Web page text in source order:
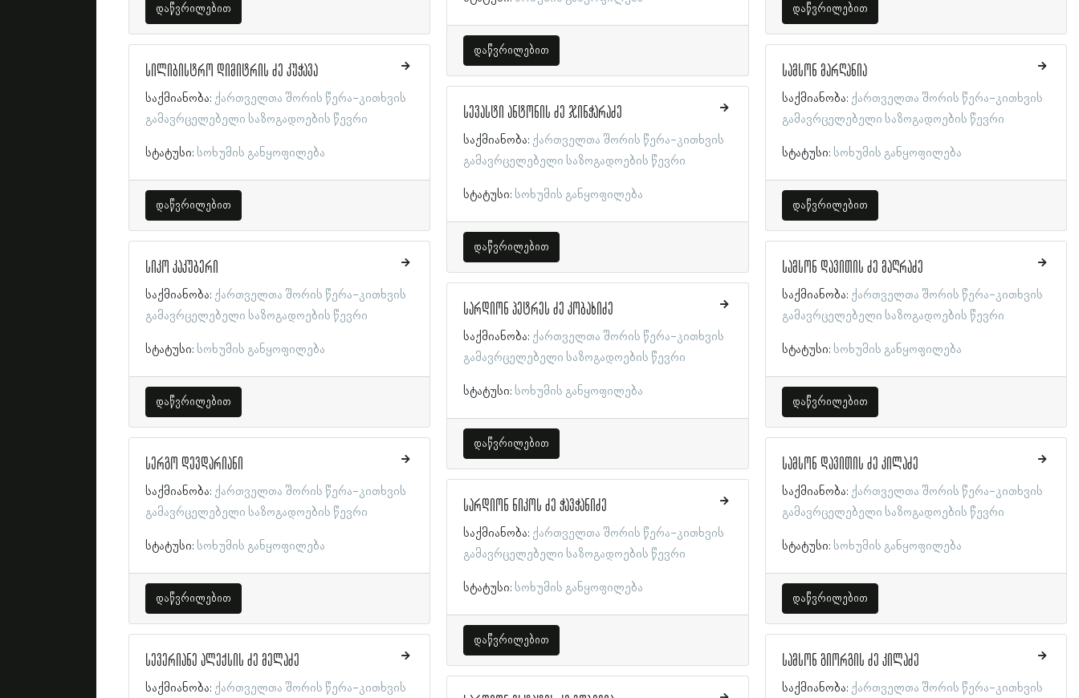
დაწვრილებით
სილიბისტრო დიმიტრის ძე კუჭავა
საქმიანობა: ქართველთა შორის წერა-კითხვის
გამავრცელებელი საზოგადოების წევრი
სტატუსი: სოხუმის განყოფილება
დაწვრილებით
სიკო კაკუბერი
საქმიანობა: ქართველთა შორის წერა-კითხვის
გამავრცელებელი საზოგადოების წევრი
სტატუსი: სოხუმის განყოფილება
დაწვრილებით
სერგო დევდარიანი
საქმიანობა: ქართველთა შორის წერა-კითხვის
გამავრცელებელი საზოგადოების წევრი
სტატუსი: სოხუმის განყოფილება
დაწვრილებით
სევერიანე ალექსის ძე მელაძე
საქმიანობა: ქართველთა შორის წერა-კითხვის
დაწვრილებით
სევასტი ანტონის ძე ჯინჭარაძე
საქმიანობა: ქართველთა შორის წერა-კითხვის
გამავრცელებელი საზოგადოების წევრი
სტატუსი: სოხუმის განყოფილება
დაწვრილებით
სარდიონ პეტრეს ძე კობახიძე
საქმიანობა: ქართველთა შორის წერა-კითხვის
გამავრცელებელი საზოგადოების წევრი
სტატუსი: სოხუმის განყოფილება
დაწვრილებით
სარდიონ ნიკოს ძე ჭავჭანიძე
საქმიანობა: ქართველთა შორის წერა-კითხვის
გამავრცელებელი საზოგადოების წევრი
სტატუსი: სოხუმის განყოფილება
დაწვრილებით
დაწვრილებით
სამსონ მარღანია
საქმიანობა: ქართველთა შორის წერა-კითხვის
გამავრცელებელი საზოგადოების წევრი
სტატუსი: სოხუმის განყოფილება
დაწვრილებით
სამსონ დავითის ძე მაღრაძე
საქმიანობა: ქართველთა შორის წერა-კითხვის
გამავრცელებელი საზოგადოების წევრი
სტატუსი: სოხუმის განყოფილება
დაწვრილებით
სამსონ დავითის ძე კილაძე
საქმიანობა: ქართველთა შორის წერა-კითხვის
გამავრცელებელი საზოგადოების წევრი
სტატუსი: სოხუმის განყოფილება
დაწვრილებით
სამსონ გიორგის ძე კილაძე
საქმიანობა: ქართველთა შორის წერა-კითხვის